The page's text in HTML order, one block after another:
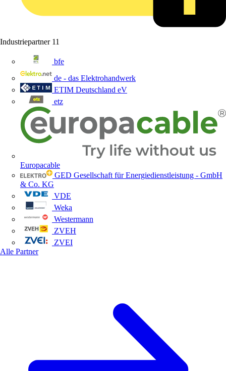
Industriepartner 11
bfe
de - das Elektrohandwerk
ETIM Deutschland eV
etz
Europacable
GED Gesellschaft für Energiedienstleistung - GmbH
& Co. KG
VDE
Weka
Westermann
ZVEH
ZVEI
Alle Partner